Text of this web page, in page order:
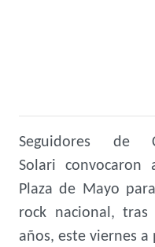
Seguidores de
Solari
Plaza de Mayo
rock nacional,
años, este viernes a